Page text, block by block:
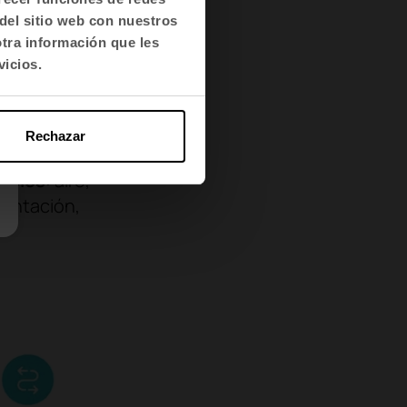
sitio web con nuestros
información que les
Rechazar
Act,
casa para
Ferrerha
en
: aire,